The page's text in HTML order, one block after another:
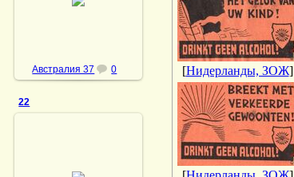
Австралия 37 0
22
[Нидерланды, ЗОЖ]